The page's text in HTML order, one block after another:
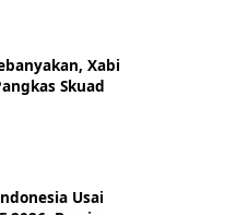
Xabi
Skuad
Usai